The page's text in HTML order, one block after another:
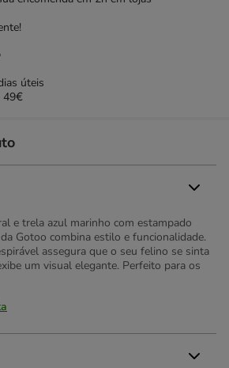
úteis
49€
e trela azul marinho com estampado
Gotoo combina estilo e funcionalidade.
assegura que o seu felino se sinta
um visual elegante. Perfeito para os